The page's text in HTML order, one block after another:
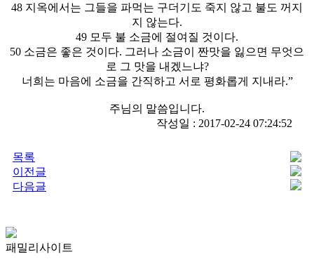
48 지옥에서는 그들을 파먹는 구더기도 죽지 않고 불도 꺼지
지 않는다.
49 모두 불 소금에 절여질 것이다.
50 소금은 좋은 것이다. 그러나 소금이 짠맛을 잃으면 무엇으
로 그 맛을 내겠느냐?
너희는 마음에 소금을 간직하고 서로 평화롭게 지내라.”
주님의 말씀입니다.
작성일 : 2017-02-24 07:24:52
목록
이전글
다음글
패밀리사이트